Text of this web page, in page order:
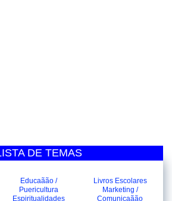
DE TEMAS
Educaãão /
Puericultura
Espiritualidades
Livros Escolares
Marketing /
Comunicaãão